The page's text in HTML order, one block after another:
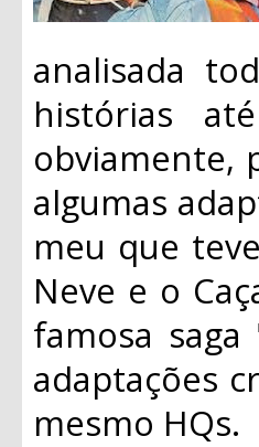
analisada
histórias
obviamente,
algumas
meu que
Neve e o
famosa
adaptações
mesmo HQs.